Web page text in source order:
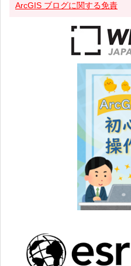
ArcGIS ブログに関する免責